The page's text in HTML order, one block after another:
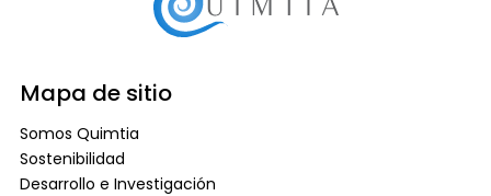
Mapa de sitio
Somos Quimtia
Sostenibilidad
Desarrollo e Investigación